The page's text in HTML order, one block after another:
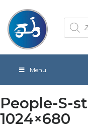
Menu
People-S-
1024×680